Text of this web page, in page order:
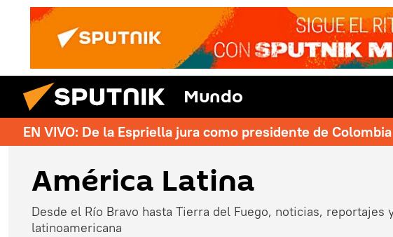
Mundo
EN VIVO: De la Espriella jura como presidente de Colombia
América Latina
Desde el Río Bravo hasta Tierra del Fuego, noticias, reportajes
latinoamericana